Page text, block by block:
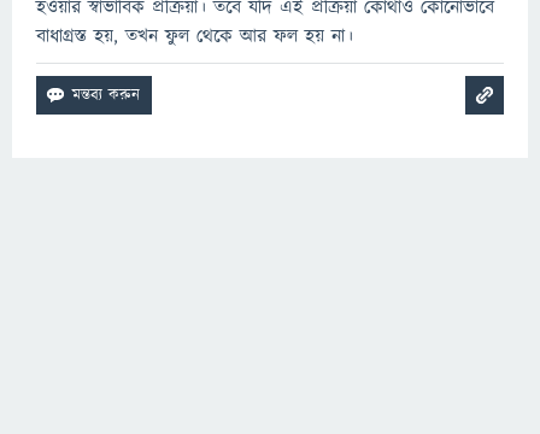
হওয়ার স্বাভাবিক প্রক্রিয়া। তবে যদি এই প্রক্রিয়া কোথাও কোনোভাবে
বাধাগ্রস্ত হয়, তখন ফুল থেকে আর ফল হয় না।